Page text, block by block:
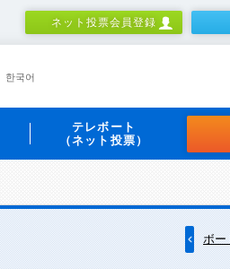
ネット投票会員登録
한국어
テレボート
（ネット投票）
ボー